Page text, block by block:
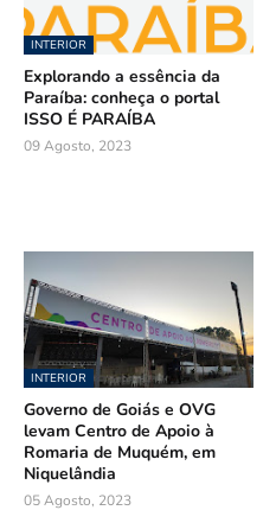
INTERIOR
Explorando a essência da
Paraíba: conheça o portal
ISSO É PARAÍBA
09 Agosto, 2023
INTERIOR
Governo de Goiás e OVG
levam Centro de Apoio à
Romaria de Muquém, em
Niquelândia
05 Agosto, 2023